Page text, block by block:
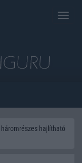
Toggle
hajlítható